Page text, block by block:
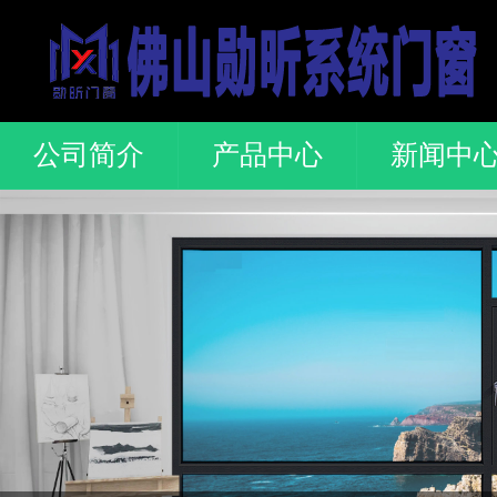
公司简介 产品中心 新闻中